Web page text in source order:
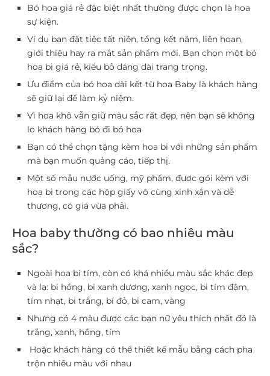
Bó hoa giá rẻ đặc biệt nhất thường được chọn là hoa
sự kiện.
Ví dụ bạn đặt tiệc tất niên, tổng kết năm, liên hoan,
giới thiệu hay ra mắt sản phẩm mới. Bạn chọn một bó
hoa bi giá rẻ, kiểu bỏ dáng dài trang trọng.
Ưu điểm của bó hoa dài kết từ hoa Baby là khách hàng
sẽ giữ lại để làm kỷ niệm.
Vì hoa khô vẫn giữ màu sắc rất đẹp, nên bạn sẽ không
lo khách hàng bỏ đi bó hoa
Bạn có thể chọn tặng kèm hoa bi với những sản phẩm
mà bạn muốn quảng cáo, tiếp thị.
Một số mẫu nước uống, mỹ phẩm, được gói kèm với
hoa bi trong các hộp giấy vô cùng xinh xắn và dễ
thương, có giá vừa phải.
Hoa baby thường có bao nhiêu màu
sắc?
Ngoài hoa bi tím, còn có khá nhiều màu sắc khác đẹp
và lạ: bi hồng, bi xanh dương, xanh ngọc, bi tím đậm,
tím nhạt, bi trắng, bí đỏ, bi cam, vàng
Nhưng có 4 màu được các bạn nữ yêu thích nhất đó là
trắng, xanh, hồng, tím
Hoặc khách hàng có thể thiết kế mẫu bằng cách pha
trộn nhiều màu với nhau